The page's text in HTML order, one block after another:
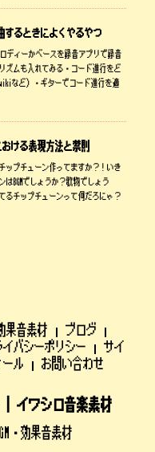
するときによくやるやつ
ディーかベースを録音アプリで録音
ズムも入れてみる・コード進行をど
など）・ギターでコード進行を適
ける表現方法と禁則
ップチューン作ってますか？！いき
BGMでしょうか？歌物でしょう
るチップチューンって何だろにゃ？
果音素材
ブログ
イバシーポリシー
サイ
ル お問い合わせ
| イワシロ音楽素材
・効果音素材